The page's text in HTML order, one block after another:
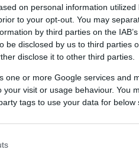
on personal information
to your opt-out. You may
by third parties on the
be disclosed by us to third parties
disclose it to other third parties.
one or more Google services and
visit or usage behaviour. You
tags to use your data for below